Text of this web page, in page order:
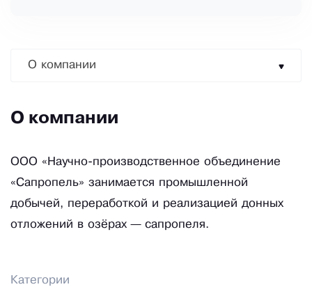
О компании
О компании
ООО «Научно-производственное объединение
«Сапропель» занимается промышленной
добычей, переработкой и реализацией донных
отложений в озёрах — сапропеля.
Категории